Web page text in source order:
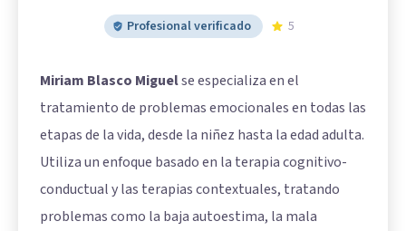
Profesional verificado 5
Miriam Blasco Miguelse especializa en el
tratamiento de problemas emocionales en todas las
etapas de la vida, desde la niñez hasta la edad adulta.
Utiliza un enfoque basado en la terapia cognitivo-
conductual y las terapias contextuales, tratando
problemas como la baja autoestima, la mala